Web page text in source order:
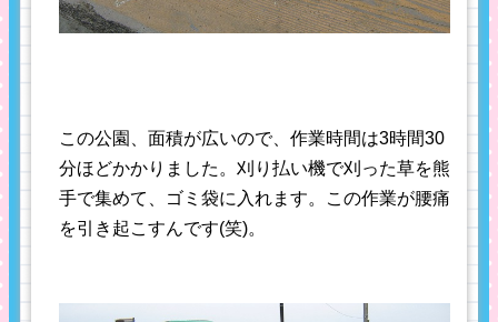
この公園、面積が広いので、作業時間は3時間30
分ほどかかりました。刈り払い機で刈った草を熊
手で集めて、ゴミ袋に入れます。この作業が腰痛
を引き起こすんです(笑)。